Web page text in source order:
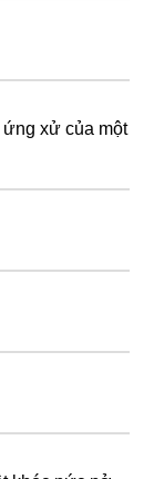
ứng xử của một